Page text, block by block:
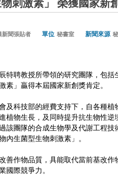
刺激素」 榮獲國家新
新聞張貼者 單位 秘書室 新聞來源
特聘教授所帶領的研究團隊，包
素」贏得本屆國家新創獎肯定。
科技部的經費支持下，自各種
物生長，及同時提升抗生物性
團隊的合成生物學及代謝工程
內生菌型生物刺激素」。
作物品質，具能取代當前基改
國際競爭力。